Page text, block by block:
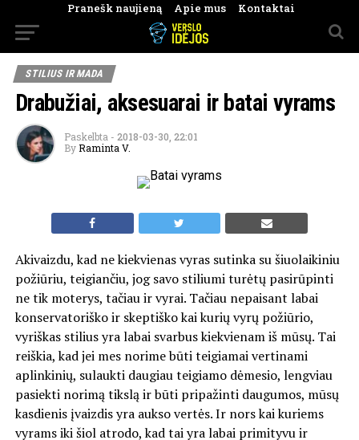
Pranešk naujieną Apie mus Kontaktai
STILIUS IR MADA
Drabužiai, aksesuarai ir batai vyrams
Paskelbta - 2018-03-30, 22:01
By Raminta V.
Akivaizdu, kad ne kiekvienas vyras sutinka su šiuolaikiniu
požiūriu, teigiančiu, jog savo stiliumi turėtų pasirūpinti
ne tik moterys, tačiau ir vyrai. Tačiau nepaisant labai
konservatoriško ir skeptiško kai kurių vyrų požiūrio,
vyriškas stilius yra labai svarbus kiekvienam iš mūsų. Tai
reiškia, kad jei mes norime būti teigiamai vertinami
aplinkinių, sulaukti daugiau teigiamo dėmesio, lengviau
pasiekti norimą tikslą ir būti pripažinti daugumos, mūsų
kasdienis įvaizdis yra aukso vertės. Ir nors kai kuriems
vyrams iki šiol atrodo, kad tai yra labai primityvu ir